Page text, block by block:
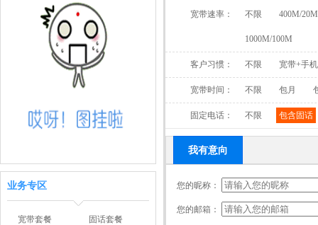
业务专区
宽带套餐 固话套餐
宽带速率： 不限 400M/20M
1000M/100M
客户习惯： 不限 宽带+手
宽带时间： 不限 包月
固定电话： 不限 包含固话
我有意向
您的昵称：
您的邮箱：